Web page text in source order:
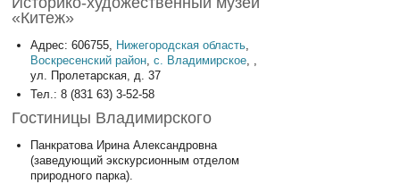
«Китеж»
Адрес: 606755, Нижегородская область,
Воскресенский район, с. Владимирское, ,
ул. Пролетарская, д. 37
Тел.: 8 (831 63) 3-52-58
Гостиницы Владимирского
Панкратова Ирина Александровна
(заведующий экскурсионным отделом
природного парка).